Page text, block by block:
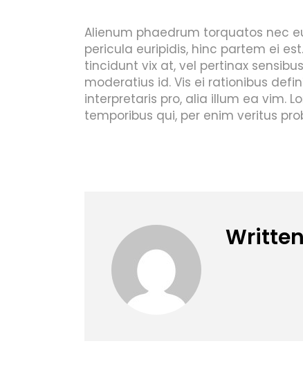
Alienum phaedrum torquatos nec
pericula euripidis, hinc partem ei
tincidunt vix at, vel pertinax
moderatius id. Vis ei rationibus
interpretaris pro, alia illum ea vim.
temporibus qui, per enim veritus